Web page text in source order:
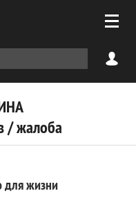
/ жалоба
для жизни